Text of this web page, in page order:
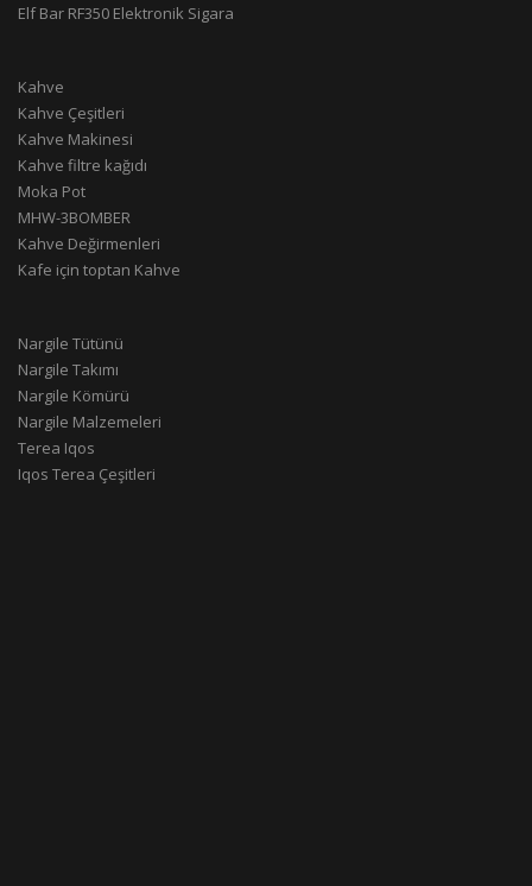
Elf Bar RF350 Elektronik Sigara
Kahve
Kahve Çeşitleri
Kahve Makinesi
Kahve filtre kağıdı
Moka Pot
MHW-3BOMBER
Kahve Değirmenleri
Kafe için toptan Kahve
Nargile Tütünü
Nargile Takımı
Nargile Kömürü
Nargile Malzemeleri
Terea Iqos
Iqos Terea Çeşitleri